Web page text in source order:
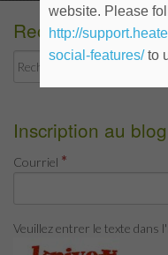
Recherche
Rechercher :
Inscription au
Courriel *
Veuillez entrer le texte dans
website. Please
http://
social-features/to